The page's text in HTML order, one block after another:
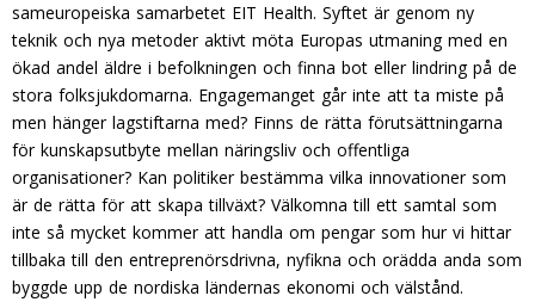
sameuropeiska samarbetet EIT Health. Syftet är genom ny
teknik och nya metoder aktivt möta Europas utmaning med en
ökad andel äldre i befolkningen och finna bot eller lindring på de
stora folksjukdomarna. Engagemanget går inte att ta miste på
men hänger lagstiftarna med? Finns de rätta förutsättningarna
för kunskapsutbyte mellan näringsliv och offentliga
organisationer? Kan politiker bestämma vilka innovationer som
är de rätta för att skapa tillväxt? Välkomna till ett samtal som
inte så mycket kommer att handla om pengar som hur vi hittar
tillbaka till den entreprenörsdrivna, nyfikna och orädda anda som
byggde upp de nordiska ländernas ekonomi och välstånd.